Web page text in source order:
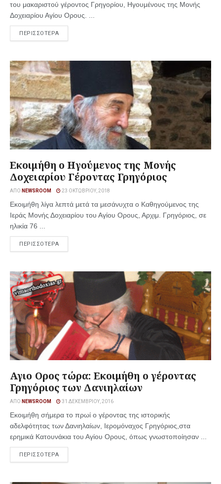
του μακαριστού γέροντος Γρηγορίου, Ηγουμένους της Μονής
Δοχειαρίου Αγίου Ορους. ...
ΠΕΡΙΣΣΟΤΕΡΑ
Εκοιμήθη ο Ηγούμενος της Μονής
Δοχειαρίου Γέροντας Γρηγόριος
ΑΠΌ NEWSROOM 23 ΟΚΤΩΒΡΊΟΥ, 2018
Εκοιμήθη λίγα λεπτά μετά τα μεσάνυχτα ο Καθηγούμενος της
Ιεράς Μονής Δοχειαρίου του Αγίου Ορους, Αρχιμ. Γρηγόριος, σε
ηλικία 76 ...
ΠΕΡΙΣΣΟΤΕΡΑ
Αγιο Ορος τώρα: Εκοιμήθη ο γέροντας
Γρηγόριος των Δανιηλαίων
ΑΠΌ NEWSROOM 31 ΔΕΚΕΜΒΡΊΟΥ, 2016
Εκοιμήθη σήμερα το πρωί ο γέροντας της ιστορικής
αδελφότητας των Δανιηλαίων, Ιερομόναχος Γρηγόριος,στα
ερημικά Κατουνάκια του Αγίου Ορους, όπως γνωστοποίησαν ...
ΠΕΡΙΣΣΟΤΕΡΑ